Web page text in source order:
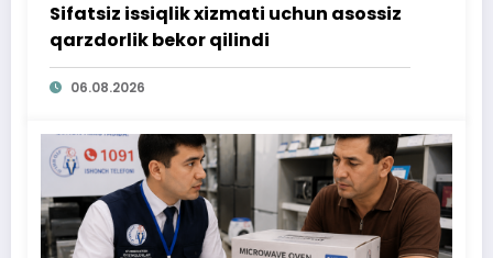
Sifatsiz issiqlik xizmati uchun asossiz
qarzdorlik bekor qilindi
06.08.2026